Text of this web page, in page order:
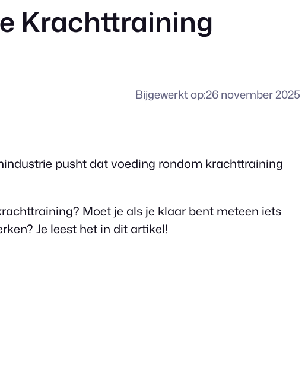
Krachttraining
Bijgewerkt op:26 november 2025
pusht dat voeding rondom krachttraining
Moet je als je klaar bent meteen iets
Je leest het in dit artikel!